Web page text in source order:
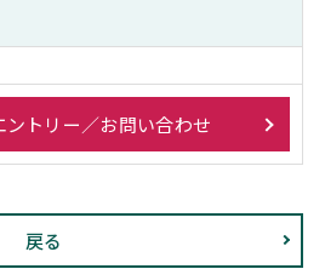
ントリー／お問い合わせ
戻る